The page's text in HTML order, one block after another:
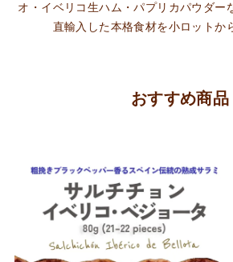
オ・イベリコ生ハム・パプリカパウダー
直輸入した本格食材を小ロットか
おすすめ商品